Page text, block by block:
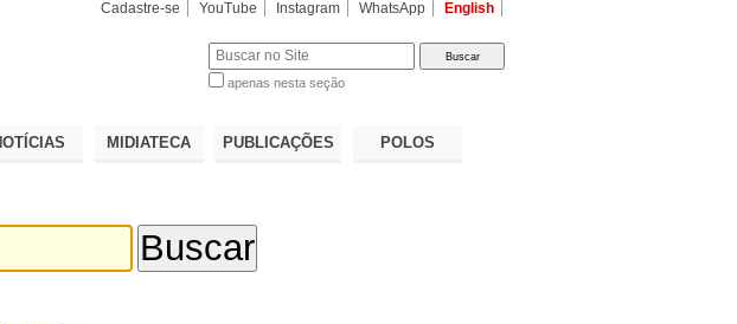
Cadastre-se YouTube Instagram WhatsApp English
apenas nesta seção
MIDIATECA PUBLICAÇÕES POLOS